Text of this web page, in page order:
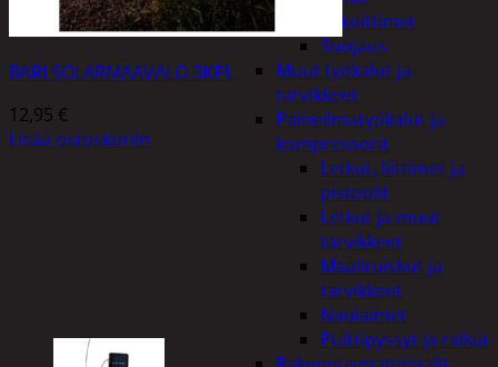
Sekoittimet
Suojaus
Muut työkalut ja
tarvikkeet
Paineilmatyökalut ja
kompressorit
Letkut, liittimet ja
pistoolit
Letkut ja muut
tarvikkeet
Maaliruiskut ja
tarvikkeet
Naulaimet
Pulttipyssyt ja räikät
BARI SOLARMAAVALO 3KPL
12,95 €
Lisää ostoskoriin